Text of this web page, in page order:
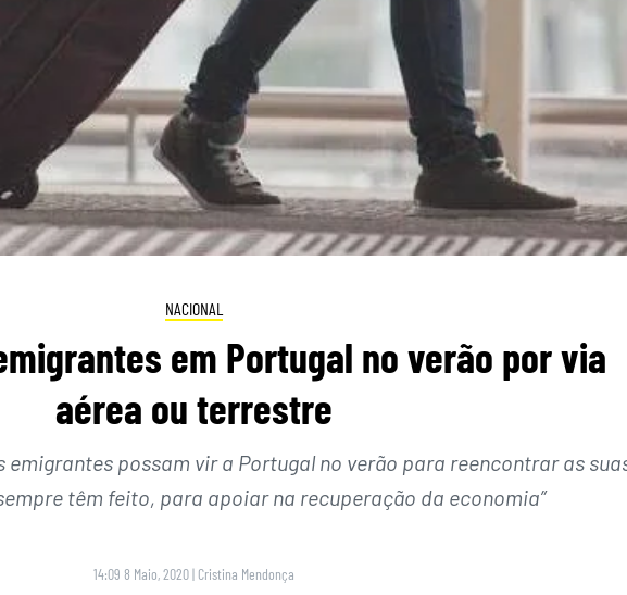
NACIONAL
em Portugal no verão por via
aérea ou terrestre
emigrantes possam vir a Portugal no verão para reencontrar as
têm feito, para apoiar na recuperação da economia”
14:09 8 Maio, 2020 | Cristina Mendonça